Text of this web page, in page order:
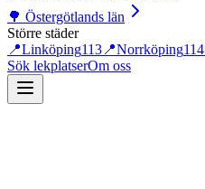
🌳 Östergötlands län
Större städer
📍Linköping113 📍Norrköping114
Sök lekplatserOm oss